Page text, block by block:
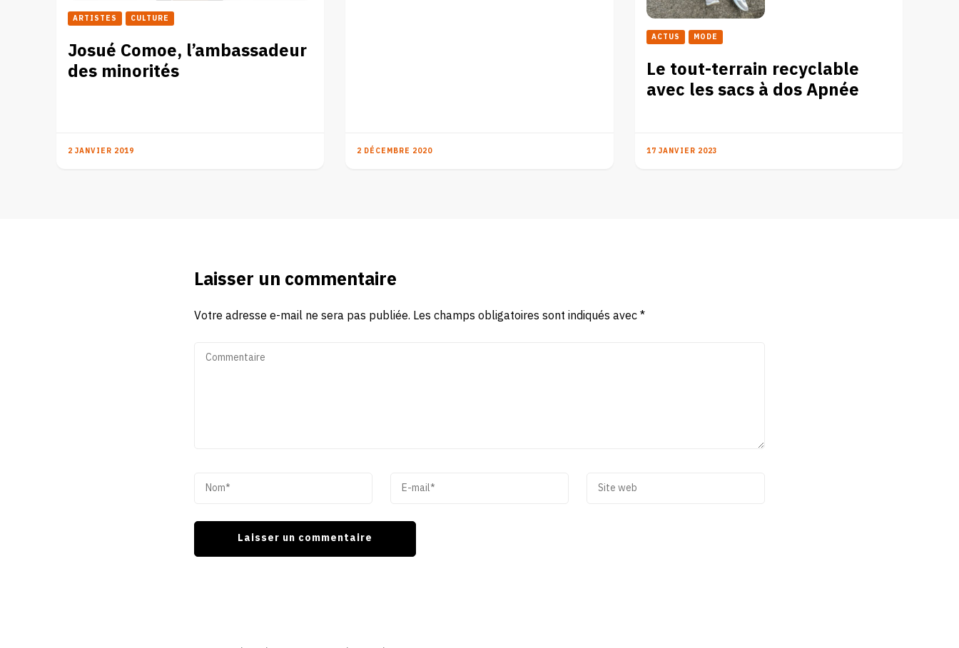
ARTISTES CULTURE
Josué Comoe, l’ambassadeur
des minorités
2 JANVIER 2019 2 DÉCEMBRE 2020
ACTUS MODE
Le tout-terrain recyclable
avec les sacs à dos Apnée
17 JANVIER 2023
Laisser un commentaire
Votre adresse e-mail ne sera pas publiée. Les champs obligatoires sont indiqués avec*